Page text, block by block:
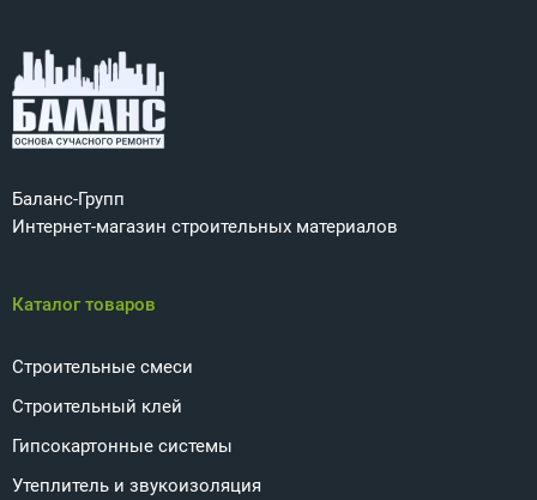
Баланс-Групп
Интернет-магазин строительных материалов
Каталог товаров
Строительные смеси
Строительный клей
Гипсокартонные системы
Утеплитель и звукоизоляция